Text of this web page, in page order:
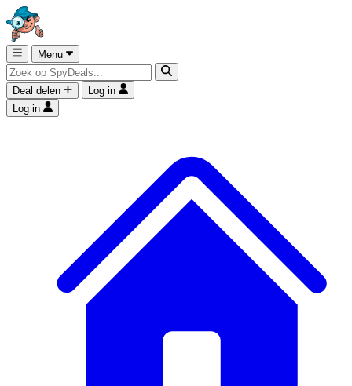
Menu
Deal delen
Log in
Log in